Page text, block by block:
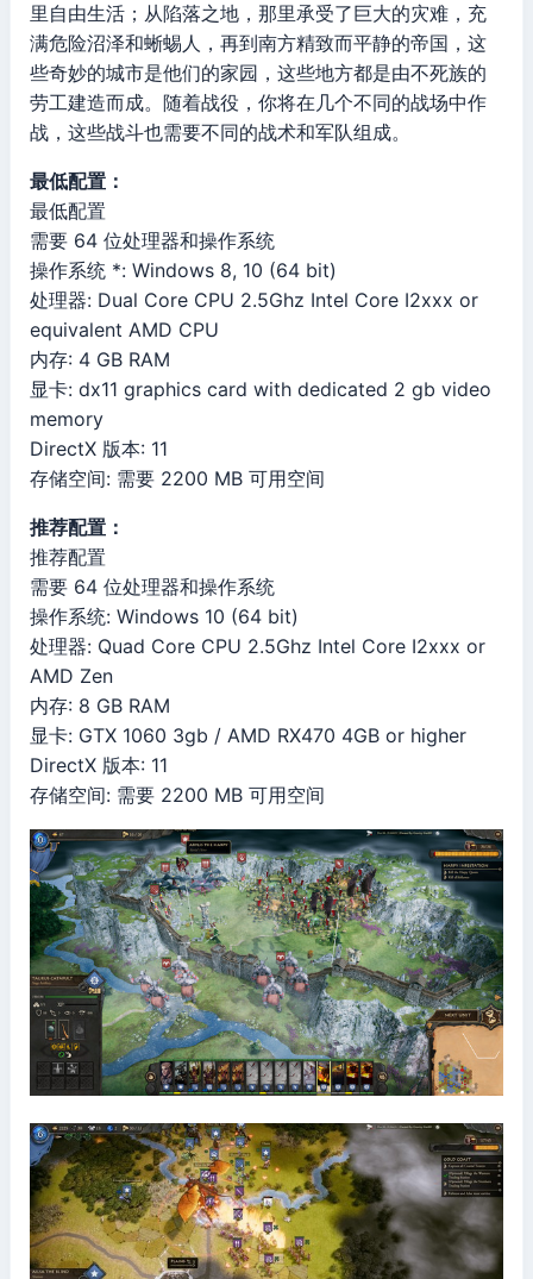
里自由生活；从陷落之地，那里承受了巨大的灾难，充
满危险沼泽和蜥蜴人，再到南方精致而平静的帝国，这
些奇妙的城市是他们的家园，这些地方都是由不死族的
劳工建造而成。随着战役，你将在几个不同的战场中作
战，这些战斗也需要不同的战术和军队组成。
最低配置：
最低配置
需要 64 位处理器和操作系统
操作系统 *: Windows 8, 10 (64 bit)
处理器: Dual Core CPU 2.5Ghz Intel Core I2xxx or
equivalent AMD CPU
内存: 4 GB RAM
显卡: dx11 graphics card with dedicated 2 gb video
memory
DirectX 版本: 11
存储空间: 需要 2200 MB 可用空间
推荐配置：
推荐配置
需要 64 位处理器和操作系统
操作系统: Windows 10 (64 bit)
处理器: Quad Core CPU 2.5Ghz Intel Core I2xxx or
AMD Zen
内存: 8 GB RAM
显卡: GTX 1060 3gb / AMD RX470 4GB or higher
DirectX 版本: 11
存储空间: 需要 2200 MB 可用空间